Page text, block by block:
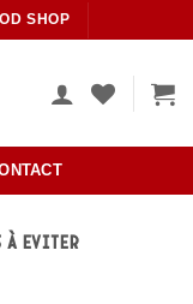
SHOP
À EVITER